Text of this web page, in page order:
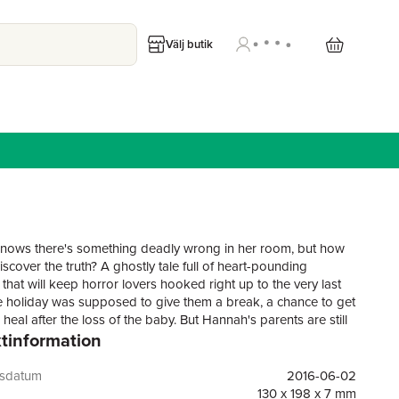
Välj butik
there's something deadly wrong in her room, but how
the truth? A ghostly tale full of heart-pounding
will keep horror lovers hooked right up to the very last
holiday was supposed to give them a break, a chance to get
after the loss of the baby. But Hannah's parents are still
distracted, and her toddler brother doesn't understand
mum and dad don't understand what she's trying to tell
stormy night Hannah sneaks out to find someone who
2016-06-02
130 x 198 x 7 mm